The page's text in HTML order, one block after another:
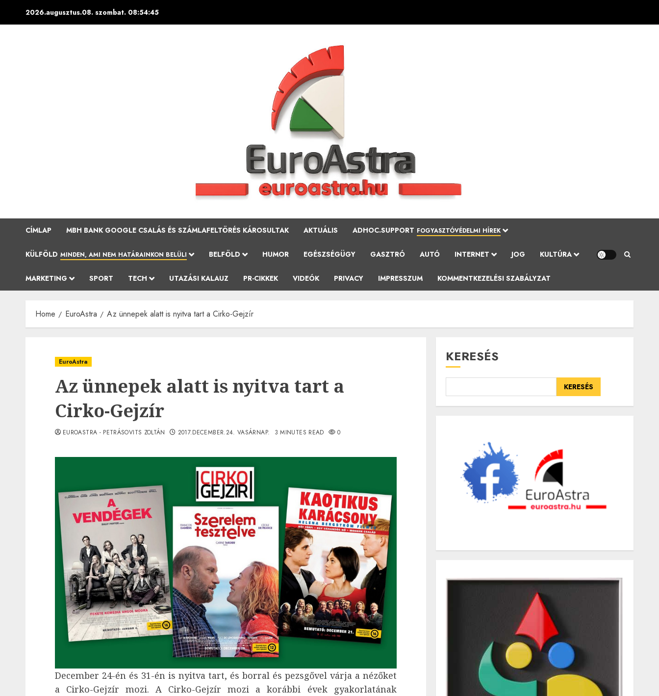
2026.augusztus.08. szombat. 08:54:46
CÍMLAP MBH BANK GOOGLE CSALÁS ÉS SZÁMLAFELTÖRÉS KÁROSULTAK AKTUÁLIS ADHOC.SUPPORT FOGYASZTÓVÉDELMI HÍREK
KÜLFÖLD MINDEN, AMI NEM HATÁRAINKON BELÜLI BELFÖLD HUMOR EGÉSZSÉGÜGY GASZTRÓ AUTÓ INTERNET JOG KULTÚRA
MARKETING SPORT TECH UTAZÁSI KALAUZ PR-CIKKEK VIDEÓK PRIVACY IMPRESSZUM KOMMENTKEZELÉSI SZABÁLYZAT
Home EuroAstra Az ünnepek alatt is nyitva tart a Cirko-Gejzír
EuroAstra
Az ünnepek alatt is nyitva tart a
Cirko-Gejzír
EUROASTRA - PETRÁSOVITS ZOLTÁN 2017.DECEMBER.24. VASÁRNAP. 3 MINUTES READ 0
December 24-én és 31-én is nyitva tart, és borral és pezsgővel várja a nézőket
a Cirko-Gejzír mozi. A Cirko-Gejzír mozi a korábbi évek gyakorlatának
KERESÉS
KERESÉS